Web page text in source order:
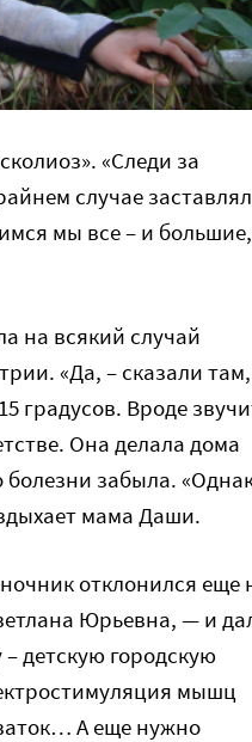
«Следи за
случае
мы все – и
на всякий случай
«Да, – сказали там,
градусов. Вроде
Она делала дома
забыла.
мама Даши.
отклонился еще
Юрьевна, — и
детскую городскую
мышц
А еще нужно